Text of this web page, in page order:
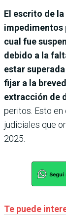
El escrito de
impedimentos
cual fue
debido a la
estar
fijar a la
extracción de
peritos. Esto
judiciales que
2025.
Te puede